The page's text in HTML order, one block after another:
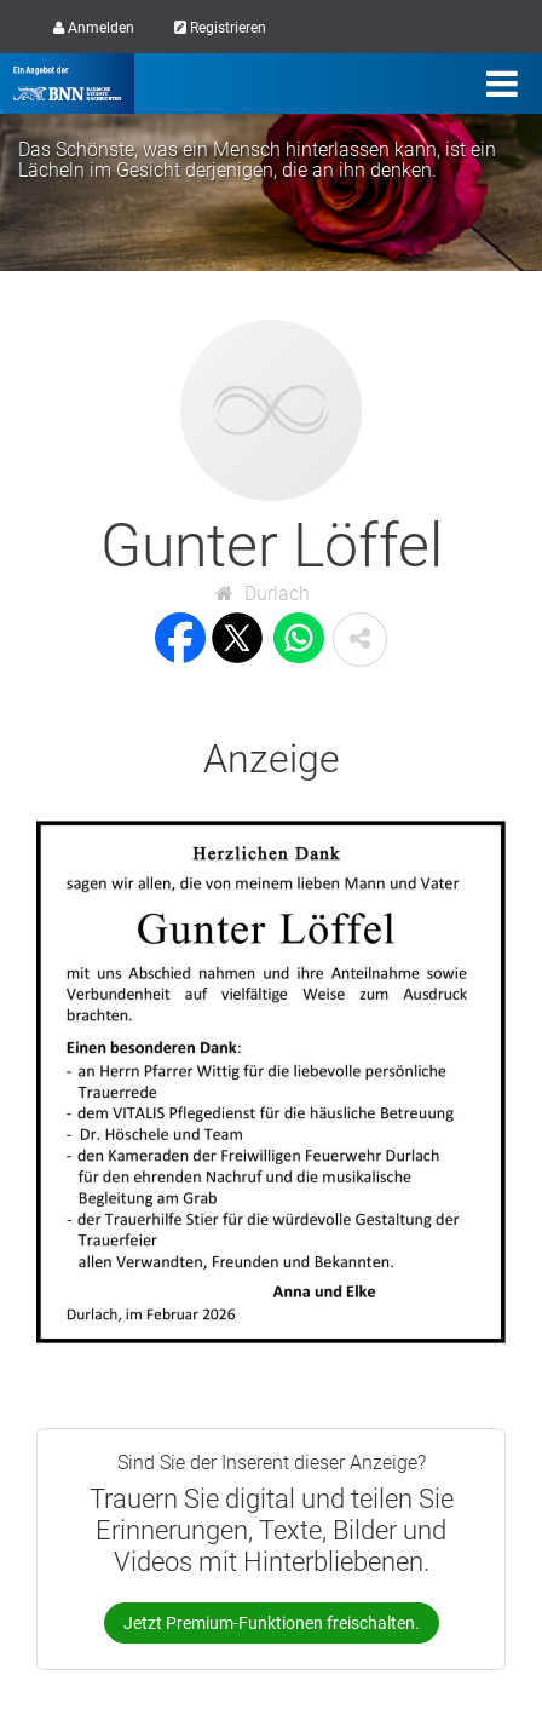
Anmelden Registrieren
Das Schönste, was ein Mensch hinterlassen kann, ist ein
Lächeln im Gesicht derjenigen, die an ihn denken.
Gunter Löffel
Durlach
Anzeige
Sind Sie der Inserent dieser Anzeige?
Trauern Sie digital und teilen Sie
Erinnerungen, Texte, Bilder und
Videos mit Hinterbliebenen.
Jetzt Premium-Funktionen freischalten.